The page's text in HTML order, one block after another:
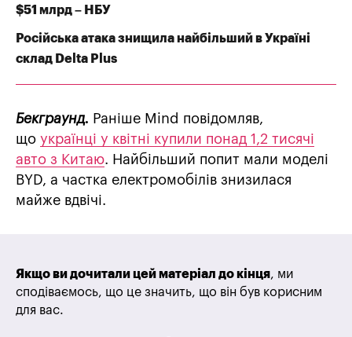
$51 млрд – НБУ
Російська атака знищила найбільший в Україні
склад Delta Plus
Бекграунд. Раніше Mind повідомляв,
що українці у квітні купили понад 1,2 тисячі
авто з Китаю. Найбільший попит мали моделі
BYD, а частка електромобілів знизилася
майже вдвічі.
Якщо ви дочитали цей матеріал до кінця, ми
сподіваємось, що це значить, що він був корисним
для вас.